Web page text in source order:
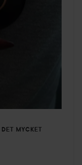
MYCKET